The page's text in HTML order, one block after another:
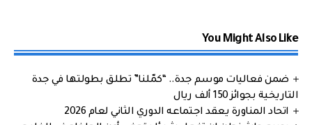
You Might Also Like
ضمن فعاليات موسم جدة.. “كمّلنا” تطلق بطولتها في جدة
التاريخية بجوائز 150 ألف ريال
اتحاد المناورة يعقد اجتماعه الدوري الثاني لعام 2026